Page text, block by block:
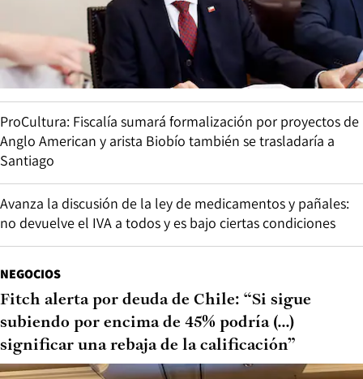
ProCultura: Fiscalía sumará formalización por proyectos de
Anglo American y arista Biobío también se trasladaría a
Santiago
Avanza la discusión de la ley de medicamentos y pañales:
no devuelve el IVA a todos y es bajo ciertas condiciones
NEGOCIOS
Fitch alerta por deuda de Chile: “Si sigue
subiendo por encima de 45% podría (...)
significar una rebaja de la calificación”